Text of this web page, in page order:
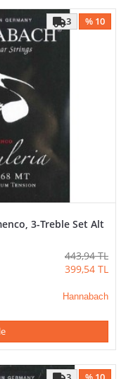
% 10
3
3-Treble Set Alt
443,94 TL
399,54 TL
Hannabach